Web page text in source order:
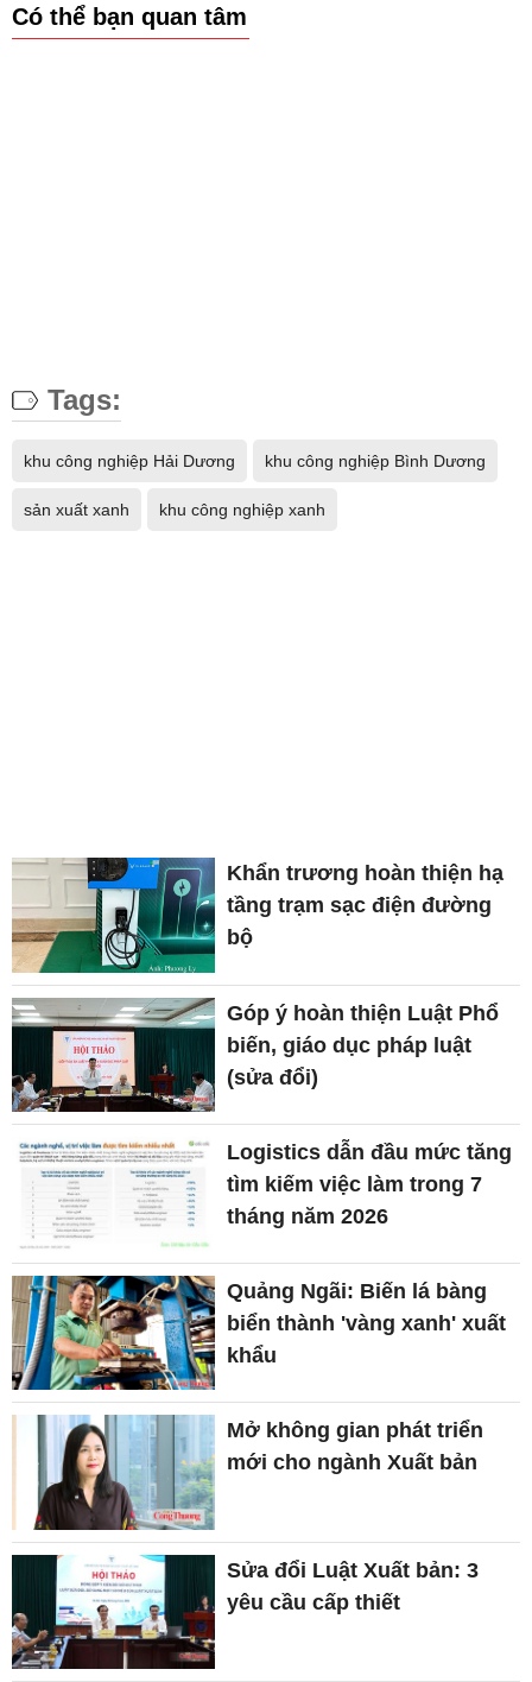
Có thể bạn quan tâm
Tags:
khu công nghiệp Hải Dương khu công nghiệp Bình Dương
sản xuất xanh khu công nghiệp xanh
Khẩn trương hoàn thiện hạ
tầng trạm sạc điện đường
bộ
Góp ý hoàn thiện Luật Phổ
biến, giáo dục pháp luật
(sửa đổi)
Logistics dẫn đầu mức tăng
tìm kiếm việc làm trong 7
tháng năm 2026
Quảng Ngãi: Biến lá bàng
biển thành 'vàng xanh' xuất
khẩu
Mở không gian phát triển
mới cho ngành Xuất bản
Sửa đổi Luật Xuất bản: 3
yêu cầu cấp thiết